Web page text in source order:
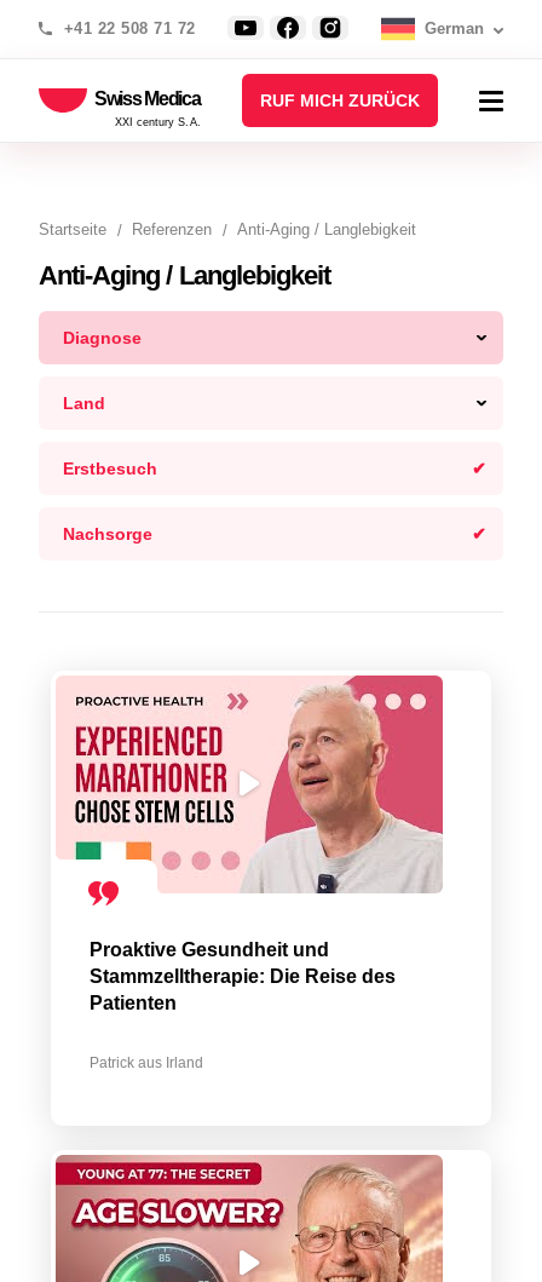
+41 22 508 71 72 German
Swiss Medica
XXI century S.A.
RUF MICH ZURÜCK
Startseite Referenzen Anti-Aging / Langlebigkeit
Anti-Aging / Langlebigkeit
Diagnose
Land
Erstbesuch
Nachsorge
Proaktive Gesundheit und
Stammzelltherapie: Die Reise des
Patienten
Patrick aus Irland